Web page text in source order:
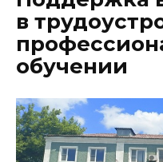
в
обучении